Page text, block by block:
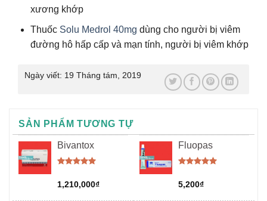
xương khớp
Thuốc Solu Medrol 40mg dùng cho người bị viêm
đường hô hấp cấp và mạn tính, người bị viêm khớp
Ngày viết: 19 Tháng tám, 2019
SẢN PHẨM TƯƠNG TỰ
Bivantox
hạng5.00
5 sao
1,210,000₫
Fluopas
hạng5.00
5 sao
5,200₫